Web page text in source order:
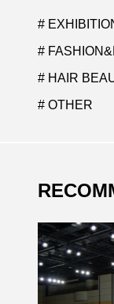
#
#
# HAIR
# OTHER